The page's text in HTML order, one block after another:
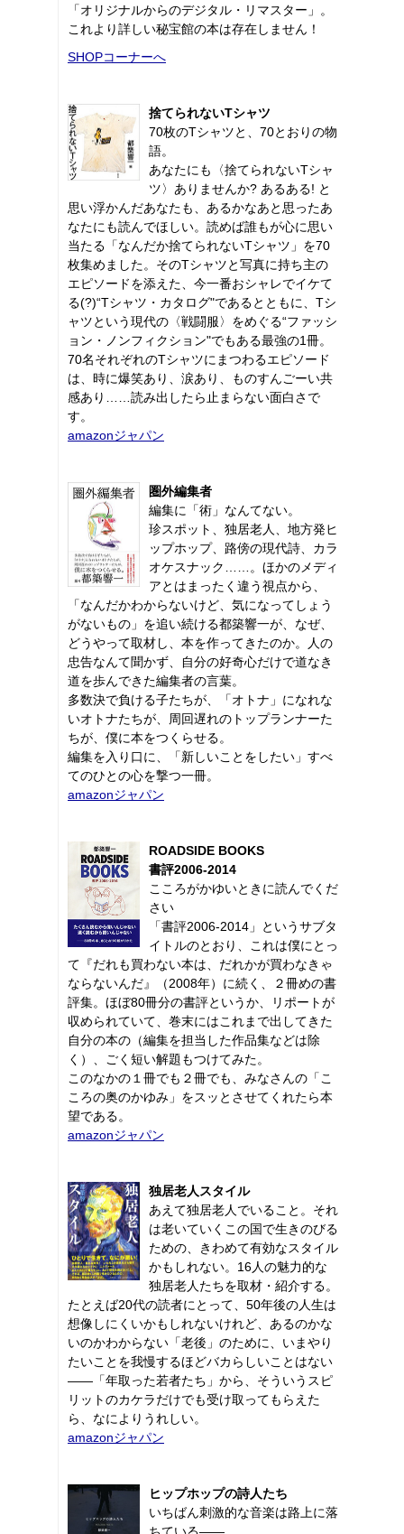
「オリジナルからのデジタル・リマスター」。
これより詳しい秘宝館の本は存在しません！
SHOPコーナーへ
捨てられないTシャツ
70枚のTシャツと、70とおりの物
語。
あなたにも〈捨てられないTシャ
ツ〉ありませんか? あるある! と
思い浮かんだあなたも、あるかなあと思ったあ
なたにも読んでほしい。読めば誰もが心に思い
当たる「なんだか捨てられないTシャツ」を70
枚集めました。そのTシャツと写真に持ち主の
エピソードを添えた、今一番おシャレでイケて
る(?)“Tシャツ・カタログ"であるとともに、Tシ
ャツという現代の〈戦闘服〉をめぐる“ファッシ
ョン・ノンフィクション"でもある最強の1冊。
70名それぞれのTシャツにまつわるエピソード
は、時に爆笑あり、涙あり、ものすんごーい共
感あり……読み出したら止まらない面白さで
す。
amazonジャパン
圏外編集者
編集に「術」なんてない。
珍スポット、独居老人、地方発ヒ
ップホップ、路傍の現代詩、カラ
オケスナック……。ほかのメディ
アとはまったく違う視点から、
「なんだかわからないけど、気になってしょう
がないもの」を追い続ける都築響一が、なぜ、
どうやって取材し、本を作ってきたのか。人の
忠告なんて聞かず、自分の好奇心だけで道なき
道を歩んできた編集者の言葉。
多数決で負ける子たちが、「オトナ」になれな
いオトナたちが、周回遅れのトップランナーた
ちが、僕に本をつくらせる。
編集を入り口に、「新しいことをしたい」すべ
てのひとの心を撃つ一冊。
amazonジャパン
ROADSIDE BOOKS
書評2006-2014
こころがかゆいときに読んでくだ
さい
「書評2006-2014」というサブタ
イトルのとおり、これは僕にとっ
て『だれも買わない本は、だれかが買わなきゃ
ならないんだ』（2008年）に続く、２冊めの書
評集。ほぼ80冊分の書評というか、リポートが
収められていて、巻末にはこれまで出してきた
自分の本の（編集を担当した作品集などは除
く）、ごく短い解題もつけてみた。
このなかの１冊でも２冊でも、みなさんの「こ
ころの奥のかゆみ」をスッとさせてくれたら本
望である。
amazonジャパン
独居老人スタイル
あえて独居老人でいること。それ
は老いていくこの国で生きのびる
ための、きわめて有効なスタイル
かもしれない。16人の魅力的な
独居老人たちを取材・紹介する。
たとえば20代の読者にとって、50年後の人生は
想像しにくいかもしれないけれど、あるのかな
いのかわからない「老後」のために、いまやり
たいことを我慢するほどバカらしいことはない
――「年取った若者たち」から、そういうスピ
リットのカケラだけでも受け取ってもらえた
ら、なによりうれしい。
amazonジャパン
ヒップホップの詩人たち
いちばん刺激的な音楽は路上に落
ちている――。